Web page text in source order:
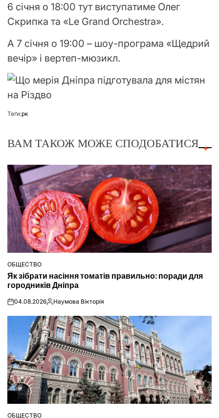
6 січня о 18:00 тут виступатиме Олег
Скрипка та «Le Grand Orchestra».
А 7 січня о 19:00 – шоу-програма «Щедрий
вечір» і вертеп-мюзикл.
Теґи:рк
ВАМ ТАКОЖ МОЖЕ СПОДОБАТИСЯ
ОПУБЛІКУВАТИ
У
ОБЩЕСТВО
Як зібрати насіння томатів правильно: поради для
городників Дніпра
on04.08.2026Опубліковано
Наумова Вікторія
ОБЩЕСТВО